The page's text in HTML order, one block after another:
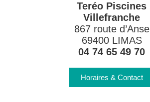
Teréo Piscines
Villefranche
867 route d’Anse
69400 LIMAS
04 74 65 49 70
Horaires & Contact